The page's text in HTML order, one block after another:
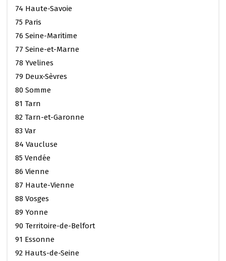
74 Haute-Savoie
75 Paris
76 Seine-Maritime
77 Seine-et-Marne
78 Yvelines
79 Deux-Sèvres
80 Somme
81 Tarn
82 Tarn-et-Garonne
83 Var
84 Vaucluse
85 Vendée
86 Vienne
87 Haute-Vienne
88 Vosges
89 Yonne
90 Territoire-de-Belfort
91 Essonne
92 Hauts-de-Seine